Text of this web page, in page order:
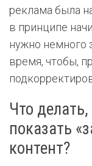
реклама была
в принципе
нужно немного
время, чтобы,
Что
показать
контент?